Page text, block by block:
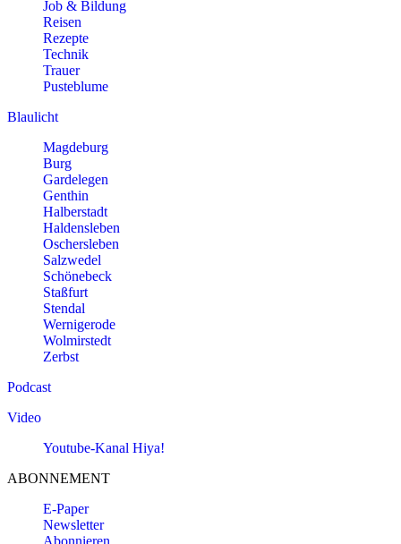
Job & Bildung
Reisen
Rezepte
Technik
Trauer
Pusteblume
Blaulicht
Magdeburg
Burg
Gardelegen
Genthin
Halberstadt
Haldensleben
Oschersleben
Salzwedel
Schönebeck
Staßfurt
Stendal
Wernigerode
Wolmirstedt
Zerbst
Podcast
Video
Youtube-Kanal Hiya!
ABONNEMENT
E-Paper
Newsletter
Abonnieren